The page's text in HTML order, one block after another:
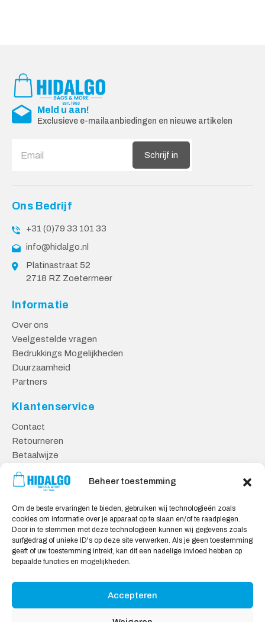
Beheer toestemming
Om de beste ervaringen te bieden, gebruiken wij technologieën zoals
cookies om informatie over je apparaat op te slaan en/of te raadplegen.
Door in te stemmen met deze technologieën kunnen wij gegevens zoals
surfgedrag of unieke ID's op deze site verwerken. Als je geen toestemming
geeft of uw toestemming intrekt, kan dit een nadelige invloed hebben op
bepaalde functies en mogelijkheden.
Accepteren
Meld u aan!
Exclusieve e-mailaanbiedingen en nieuwe artikelen
Schrijf in
Ons Bedrijf
+31 (0)79 33 101 33
info@hidalgo.nl
Platinastraat 52
2718 RZ Zoetermeer
Informatie
Over ons
Veelgestelde vragen
Bedrukkings Mogelijkheden
Duurzaamheid
Partners
Klantenservice
Contact
Retourneren
Betaalwijze
Veilig Shoppen
Algemene Voorwaarden
Privacy Verklaring
Cookie Verklaring
Aansprakelijkheid